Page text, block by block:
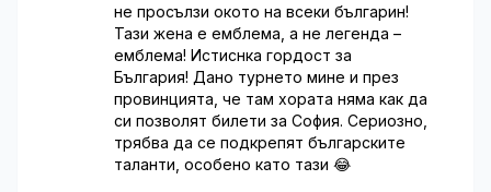
не просълзи окото на всеки българин!
Тази жена е емблема, а не легенда –
емблема! Истиснка гордост за
България! Дано турнето мине и през
провинцията, че там хората няма как да
си позволят билети за София. Сериозно,
трябва да се подкрепят българските
таланти, особено като тази 😂